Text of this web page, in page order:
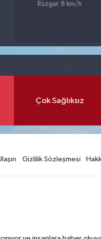
Rüzgar: 8 km/h
Çok Sağlıksız
Gizlilik Sözleşmesi